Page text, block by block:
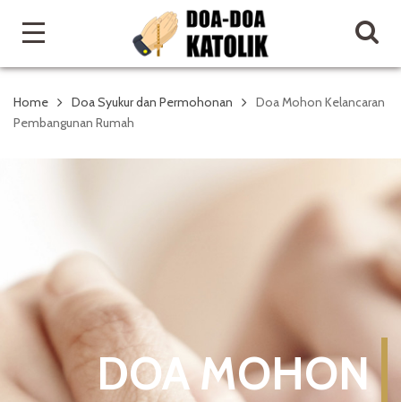
Home Doa Syukur dan Permohonan
Doa Mohon Kelancaran
Pembangunan Rumah
DOA MOHON